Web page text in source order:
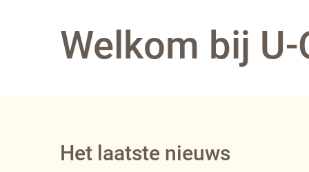
Welkom bij
Het laatste nieuws